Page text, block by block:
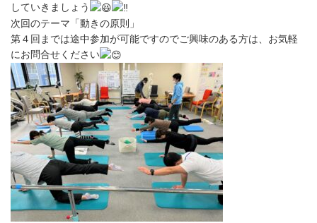
していきましょう
次回のテーマ「動きの原則」
第４回までは途中参加が可能ですのでご興味のある方は、お気軽
にお問合せください